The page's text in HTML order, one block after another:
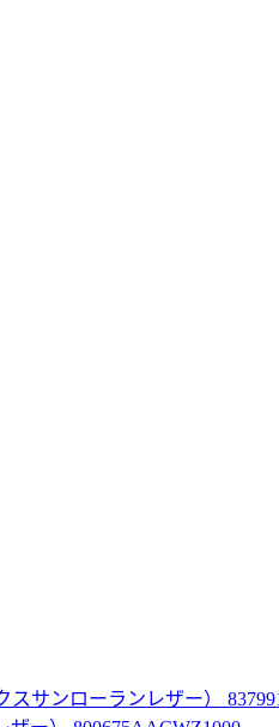
サンローランレザー）